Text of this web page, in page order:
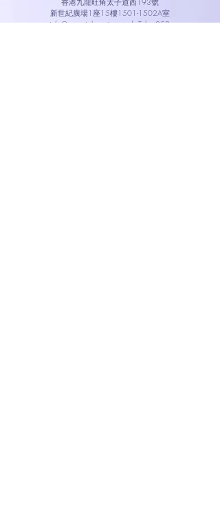
新世紀廣場1座15樓1501-1502A室
info@maggiebeauty.com| Tel:+852